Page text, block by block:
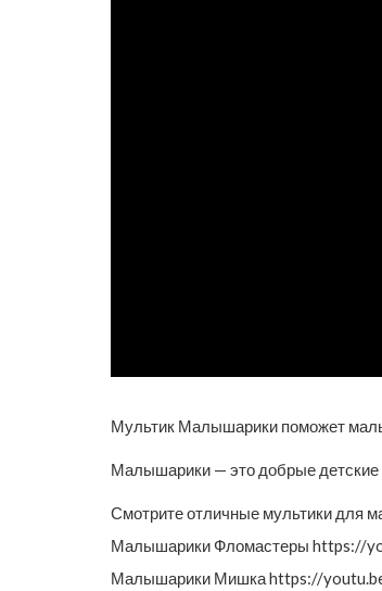
Мультик Малышарики поможет
Малышарики — это добрые детские
Смотрите отличные мультики для
Малышарики Фломастеры https://
Малышарики Мишка https://